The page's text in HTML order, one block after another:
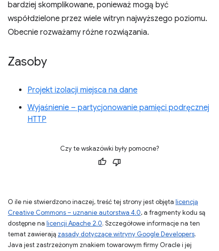
bardziej skomplikowane, ponieważ mogą być
współdzielone przez wiele witryn najwyższego poziomu.
Obecnie rozważamy różne rozwiązania.
Zasoby
Projekt izolacji miejsca na dane
Wyjaśnienie – partycjonowanie pamięci podręcznej
HTTP
Czy te wskazówki były pomocne?
O ile nie stwierdzono inaczej, treść tej strony jest objęta licencją
Creative Commons – uznanie autorstwa 4.0, a fragmenty kodu są
dostępne na licencji Apache 2.0. Szczegółowe informacje na ten
temat zawierają zasady dotyczące witryny Google Developers.
Java jest zastrzeżonym znakiem towarowym firmy Oracle i jej